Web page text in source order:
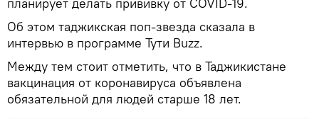
Об этом таджикская поп-звезда сказала в
интервью в программе Тути Buzz.
Между тем стоит отметить, что в Таджикистане
вакцинация от коронавируса объявлена
обязательной для людей старше 18 лет.